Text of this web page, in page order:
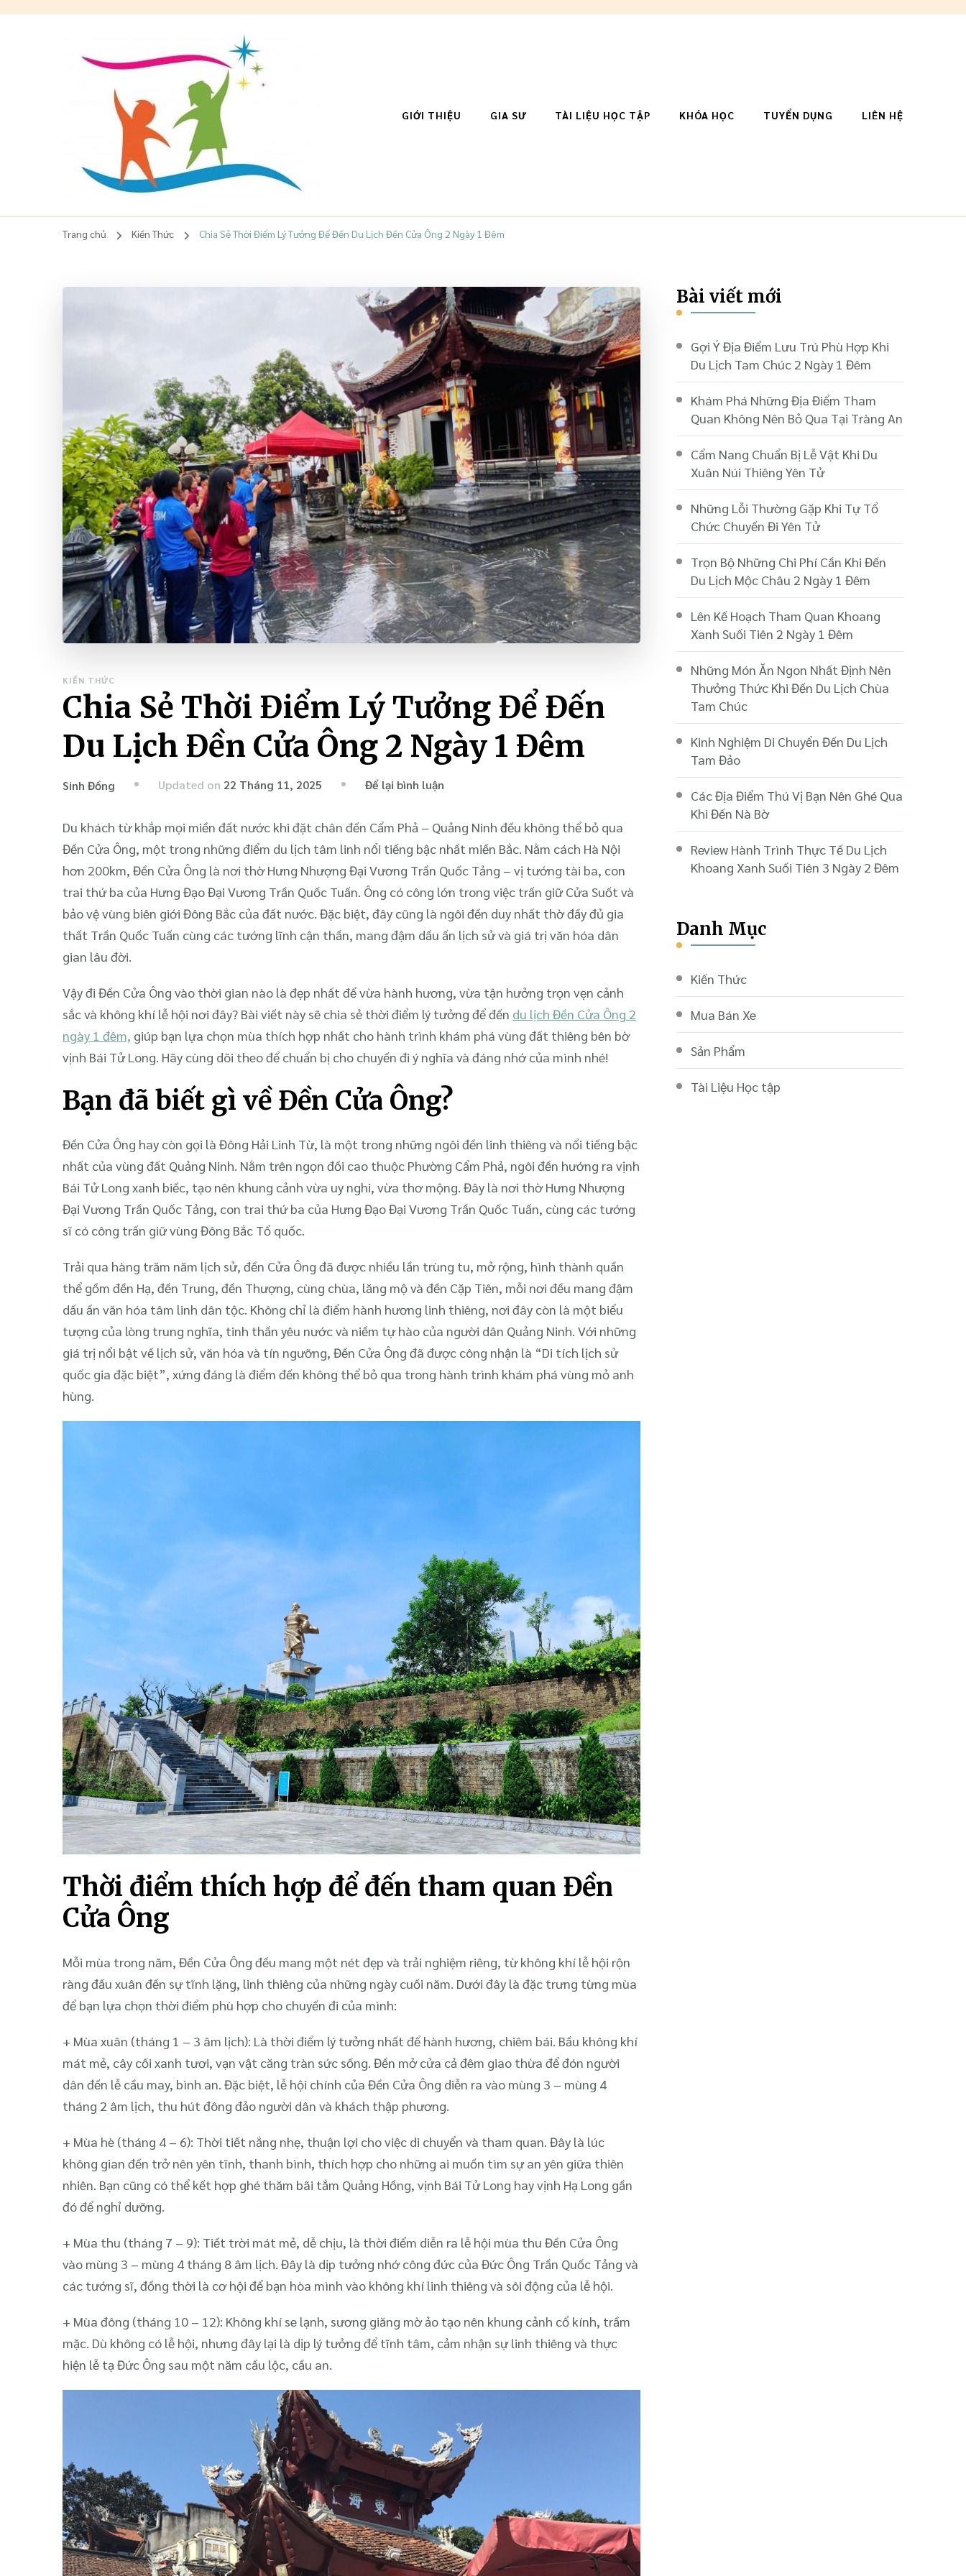
Lê Quỳnh Phương
GIỚI THIỆU GIA SƯ TÀI LIỆU HỌC TẬP KHÓA HỌC TUYỂN DỤNG LIÊN HỆ
Trang chủ Kiến Thức Chia Sẻ Thời Điểm Lý Tưởng Để Đến Du Lịch Đền Cửa Ông 2 Ngày 1 Đêm
KIẾN THỨC
Chia Sẻ Thời Điểm Lý Tưởng Để Đến
Du Lịch Đền Cửa Ông 2 Ngày 1 Đêm
Sinh Đồng Updated on 22 Tháng 11, 2025 Để lại bình luận
Sẻ
Thời
Lý
Tưởng
Để
Đến
Đền
Cửa
Ông
2
1
Đêm
Du khách từ khắp mọi miền đất nước khi đặt chân đến Cẩm Phả – Quảng Ninh đều không thể bỏ qua
Đền Cửa Ông, một trong những điểm du lịch tâm linh nổi tiếng bậc nhất miền Bắc. Nằm cách Hà Nội
hơn 200km, Đền Cửa Ông là nơi thờ Hưng Nhượng Đại Vương Trần Quốc Tảng – vị tướng tài ba, con
trai thứ ba của Hưng Đạo Đại Vương Trần Quốc Tuấn. Ông có công lớn trong việc trấn giữ Cửa Suốt và
bảo vệ vùng biên giới Đông Bắc của đất nước. Đặc biệt, đây cũng là ngôi đền duy nhất thờ đầy đủ gia
thất Trần Quốc Tuấn cùng các tướng lĩnh cận thần, mang đậm dấu ấn lịch sử và giá trị văn hóa dân
gian lâu đời.
Vậy đi Đền Cửa Ông vào thời gian nào là đẹp nhất để vừa hành hương, vừa tận hưởng trọn vẹn cảnh
sắc và không khí lễ hội nơi đây? Bài viết này sẽ chia sẻ thời điểm lý tưởng để đến du lịch Đền Cửa Ông 2
ngày 1 đêm, giúp bạn lựa chọn mùa thích hợp nhất cho hành trình khám phá vùng đất thiêng bên bờ
vịnh Bái Tử Long. Hãy cùng dõi theo để chuẩn bị cho chuyến đi ý nghĩa và đáng nhớ của mình nhé!
Bạn đã biết gì về Đền Cửa Ông?
Đền Cửa Ông hay còn gọi là Đông Hải Linh Từ, là một trong những ngôi đền linh thiêng và nổi tiếng bậc
nhất của vùng đất Quảng Ninh. Nằm trên ngọn đồi cao thuộc Phường Cẩm Phả, ngôi đền hướng ra vịnh
Bái Tử Long xanh biếc, tạo nên khung cảnh vừa uy nghi, vừa thơ mộng. Đây là nơi thờ Hưng Nhượng
Đại Vương Trần Quốc Tảng, con trai thứ ba của Hưng Đạo Đại Vương Trần Quốc Tuấn, cùng các tướng
sĩ có công trấn giữ vùng Đông Bắc Tổ quốc.
Trải qua hàng trăm năm lịch sử, đền Cửa Ông đã được nhiều lần trùng tu, mở rộng, hình thành quần
thể gồm đền Hạ, đền Trung, đền Thượng, cùng chùa, lăng mộ và đền Cặp Tiên, mỗi nơi đều mang đậm
dấu ấn văn hóa tâm linh dân tộc. Không chỉ là điểm hành hương linh thiêng, nơi đây còn là một biểu
tượng của lòng trung nghĩa, tinh thần yêu nước và niềm tự hào của người dân Quảng Ninh. Với những
giá trị nổi bật về lịch sử, văn hóa và tín ngưỡng, Đền Cửa Ông đã được công nhận là “Di tích lịch sử
quốc gia đặc biệt”, xứng đáng là điểm đến không thể bỏ qua trong hành trình khám phá vùng mỏ anh
hùng.
Thời điểm thích hợp để đến tham quan Đền
Cửa Ông
Mỗi mùa trong năm, Đền Cửa Ông đều mang một nét đẹp và trải nghiệm riêng, từ không khí lễ hội rộn
ràng đầu xuân đến sự tĩnh lặng, linh thiêng của những ngày cuối năm. Dưới đây là đặc trưng từng mùa
để bạn lựa chọn thời điểm phù hợp cho chuyến đi của mình:
+ Mùa xuân (tháng 1 – 3 âm lịch): Là thời điểm lý tưởng nhất để hành hương, chiêm bái. Bầu không khí
mát mẻ, cây cối xanh tươi, vạn vật căng tràn sức sống. Đền mở cửa cả đêm giao thừa để đón người
dân đến lễ cầu may, bình an. Đặc biệt, lễ hội chính của Đền Cửa Ông diễn ra vào mùng 3 – mùng 4
tháng 2 âm lịch, thu hút đông đảo người dân và khách thập phương.
+ Mùa hè (tháng 4 – 6): Thời tiết nắng nhẹ, thuận lợi cho việc di chuyển và tham quan. Đây là lúc
không gian đền trở nên yên tĩnh, thanh bình, thích hợp cho những ai muốn tìm sự an yên giữa thiên
nhiên. Bạn cũng có thể kết hợp ghé thăm bãi tắm Quảng Hồng, vịnh Bái Tử Long hay vịnh Hạ Long gần
đó để nghỉ dưỡng.
+ Mùa thu (tháng 7 – 9): Tiết trời mát mẻ, dễ chịu, là thời điểm diễn ra lễ hội mùa thu Đền Cửa Ông
vào mùng 3 – mùng 4 tháng 8 âm lịch. Đây là dịp tưởng nhớ công đức của Đức Ông Trần Quốc Tảng và
các tướng sĩ, đồng thời là cơ hội để bạn hòa mình vào không khí linh thiêng và sôi động của lễ hội.
+ Mùa đông (tháng 10 – 12): Không khí se lạnh, sương giăng mờ ảo tạo nên khung cảnh cổ kính, trầm
mặc. Dù không có lễ hội, nhưng đây lại là dịp lý tưởng để tĩnh tâm, cảm nhận sự linh thiêng và thực
hiện lễ tạ Đức Ông sau một năm cầu lộc, cầu an.
Bài viết mới
Gợi Ý Địa Điểm Lưu Trú Phù Hợp Khi
Du Lịch Tam Chúc 2 Ngày 1 Đêm
Khám Phá Những Địa Điểm Tham
Quan Không Nên Bỏ Qua Tại Tràng An
Cẩm Nang Chuẩn Bị Lễ Vật Khi Du
Xuân Núi Thiêng Yên Tử
Những Lỗi Thường Gặp Khi Tự Tổ
Chức Chuyến Đi Yên Tử
Trọn Bộ Những Chi Phí Cần Khi Đến
Du Lịch Mộc Châu 2 Ngày 1 Đêm
Lên Kế Hoạch Tham Quan Khoang
Xanh Suối Tiên 2 Ngày 1 Đêm
Những Món Ăn Ngon Nhất Định Nên
Thưởng Thức Khi Đến Du Lịch Chùa
Tam Chúc
Kinh Nghiệm Di Chuyển Đến Du Lịch
Tam Đảo
Các Địa Điểm Thú Vị Bạn Nên Ghé Qua
Khi Đến Nà Bờ
Review Hành Trình Thực Tế Du Lịch
Khoang Xanh Suối Tiên 3 Ngày 2 Đêm
Danh Mục
Kiến Thức
Mua Bán Xe
Sản Phẩm
Tài Liệu Học tập